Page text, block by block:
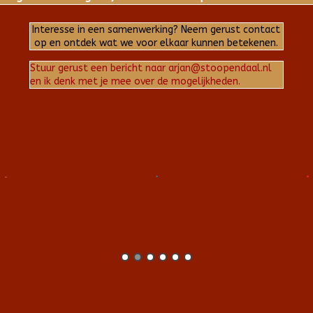
Interesse in een samenwerking? Neem gerust contact
op en ontdek wat we voor elkaar kunnen betekenen.
Stuur gerust een bericht naar arjan@stoopendaal.nl
en ik denk met je mee over de mogelijkheden.